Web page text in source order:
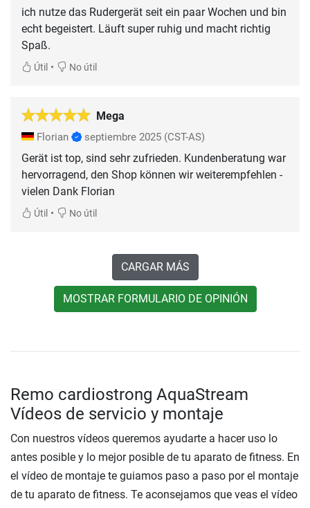
ich nutze das Rudergerät seit ein paar Wochen und bin
echt begeistert. Läuft super ruhig und macht richtig
Spaß.
Útil • No útil
Mega
Florian septiembre 2025 (CST-AS)
Gerät ist top, sind sehr zufrieden. Kundenberatung war
hervorragend, den Shop können wir weiterempfehlen -
vielen Dank Florian
Útil • No útil
CARGAR MÁS
MOSTRAR FORMULARIO DE OPINIÓN
Remo cardiostrong AquaStream
Vídeos de servicio y montaje
Con nuestros vídeos queremos ayudarte a hacer uso lo
antes posible y lo mejor posible de tu aparato de fitness. En
el vídeo de montaje te guiamos paso a paso por el montaje
de tu aparato de fitness. Te aconsejamos que veas el vídeo